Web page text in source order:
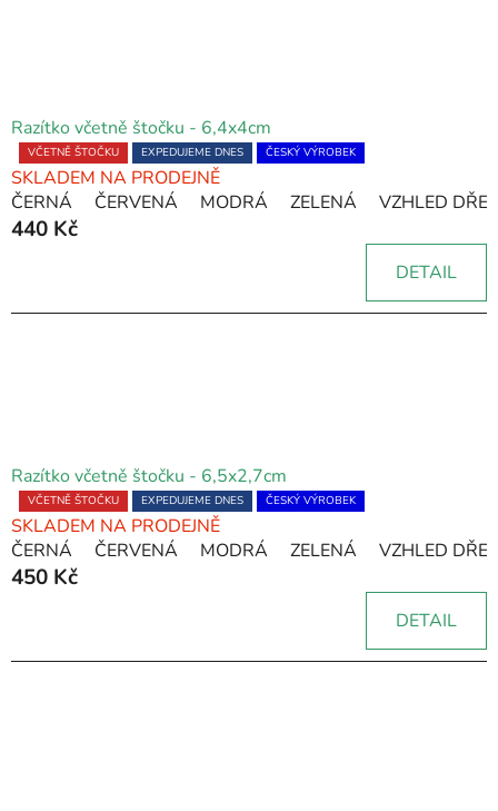
Razítko včetně štočku - 6,4x4cm
Průměrné
hodnocení
produktu
je
VČETNĚ ŠTOČKU EXPEDUJEME DNES ČESKÝ VÝROBEK
SKLADEM NA PRODEJNĚ
ČERNÁ
ČERVENÁ MODRÁ ZELENÁ VZHLED
440 Kč
DETAIL
Razítko včetně štočku - 6,5x2,7cm
Průměrné
hodnocení
produktu
je
VČETNĚ ŠTOČKU EXPEDUJEME DNES ČESKÝ VÝROBEK
SKLADEM NA PRODEJNĚ
ČERNÁ
ČERVENÁ MODRÁ ZELENÁ VZHLED
450 Kč
DETAIL